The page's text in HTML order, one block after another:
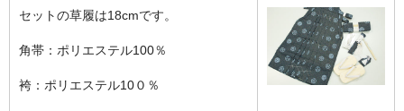
セットの草履は18cmです。
角帯：ポリエステル100％
袴：ポリエステル10０％